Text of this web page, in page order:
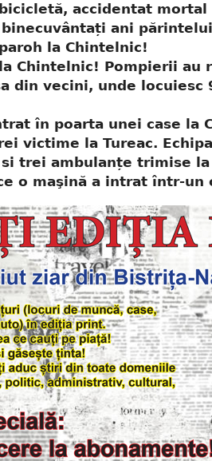
accidentat mortal
ani părintelui
la Chintelnic!
Chintelnic! Pompierii au
din vecini, unde locuiesc
în poarta unei case la
victime la Tureac.
si trei ambulanțe trimise
o maşină a intrat într-un